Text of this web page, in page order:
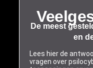
De meest
en
Lees hier de
vragen over